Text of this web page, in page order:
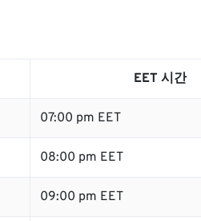
EET 시간
07:00 pm EET
08:00 pm EET
09:00 pm EET